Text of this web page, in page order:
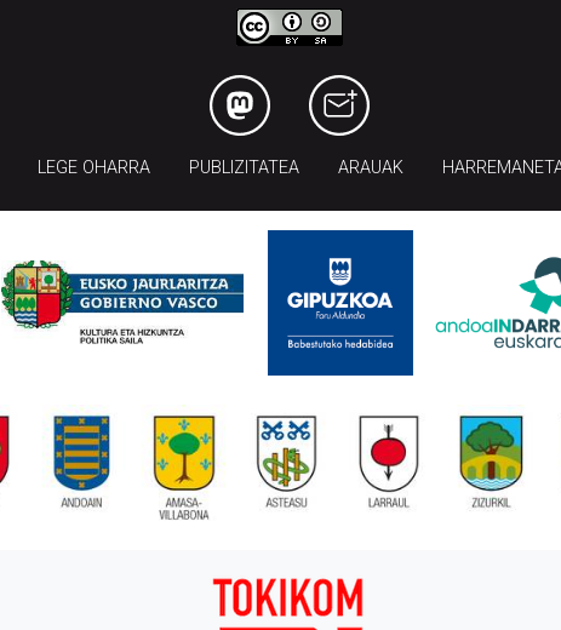
LEGE OHARRA PUBLIZITATEA ARAUAK